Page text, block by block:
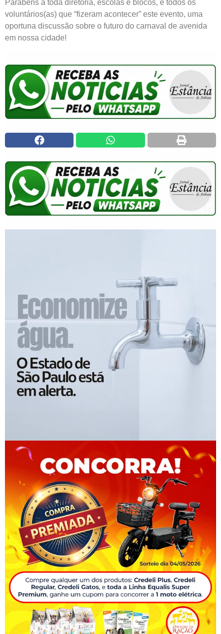
Parabéns à toda diretoria, escolas e blocos, e todos os
voluntários(as) que “fizeram acontecer” este evento, uma
oportuna discussão sobre o futuro do carnaval de avenida
em nossa cidade!